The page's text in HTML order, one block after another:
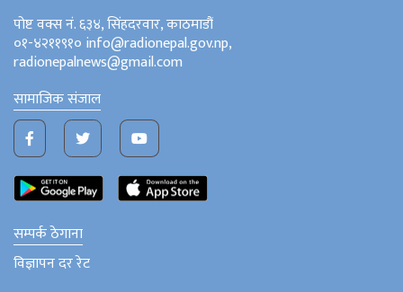
पोष्ट वक्स नं. ६३४, सिंहदरवार, काठमाडौं
०१-४२११९१० info@radionepal.gov.np,
radionepalnews@gmail.com
सामाजिक संजाल
सम्पर्क ठेगाना
विज्ञापन दर रेट